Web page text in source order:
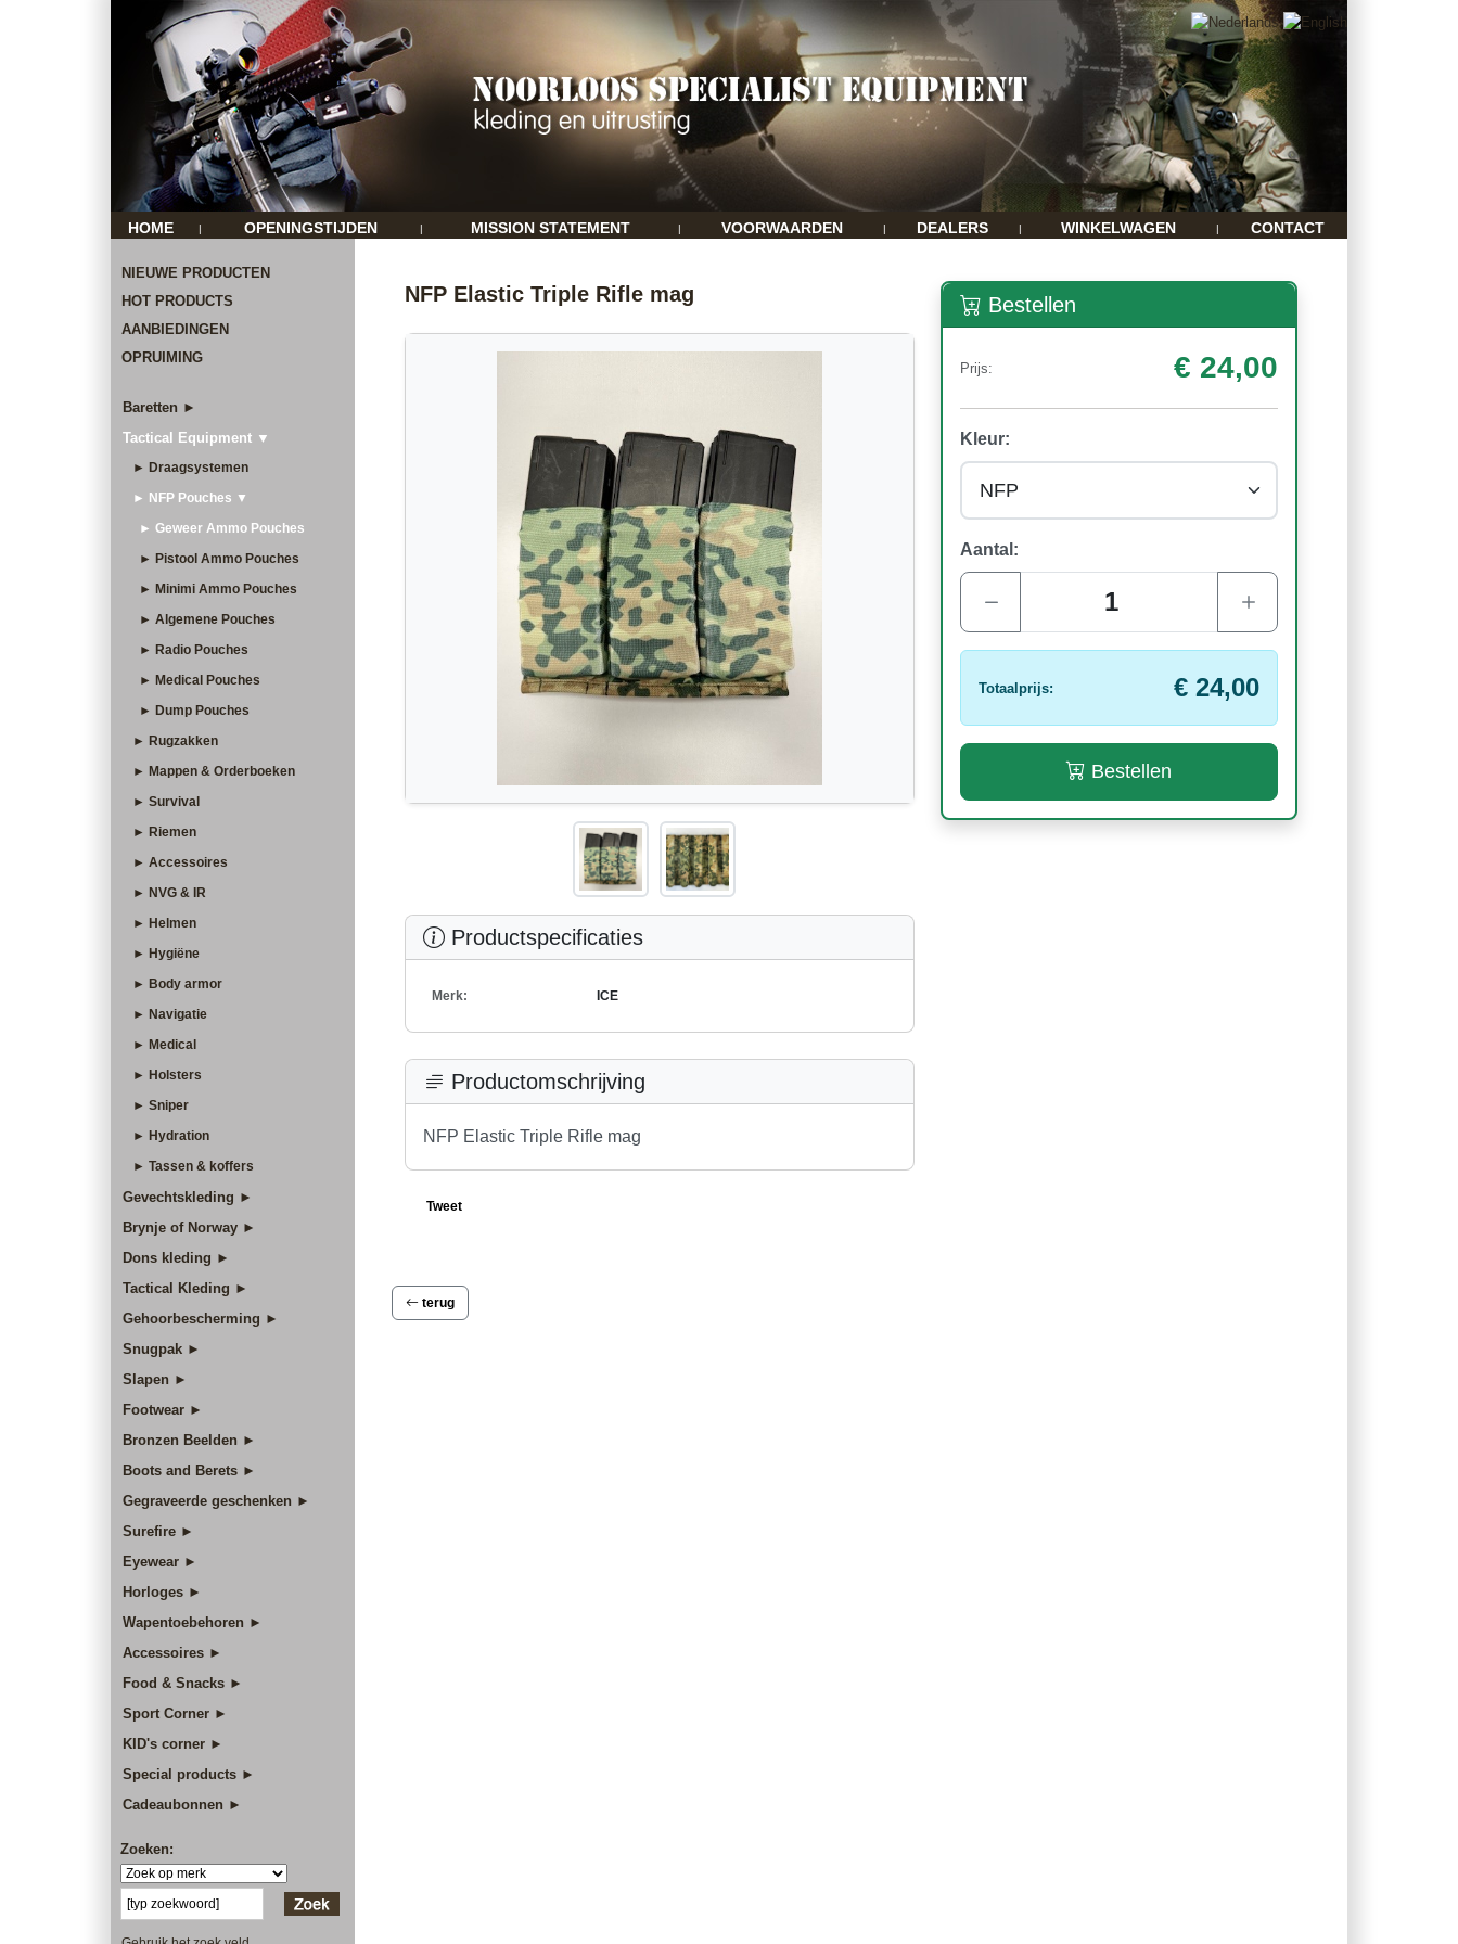
HOME | OPENINGSTIJDEN | MISSION STATEMENT | VOORWAARDEN | DEALERS | WINKELWAGEN | CONTACT
NIEUWE PRODUCTEN
HOT PRODUCTS
AANBIEDINGEN
OPRUIMING
Baretten ►
Tactical Equipment ▼
► Draagsystemen
► NFP Pouches ▼
► Geweer Ammo Pouches
► Pistool Ammo Pouches
► Minimi Ammo Pouches
► Algemene Pouches
► Radio Pouches
► Medical Pouches
► Dump Pouches
► Rugzakken
► Mappen & Orderboeken
► Survival
► Riemen
► Accessoires
► NVG & IR
► Helmen
► Hygiëne
► Body armor
► Navigatie
► Medical
► Holsters
► Sniper
► Hydration
► Tassen & koffers
Gevechtskleding ►
Brynje of Norway ►
Dons kleding ►
Tactical Kleding ►
Gehoorbescherming ►
Snugpak ►
Slapen ►
Footwear ►
Bronzen Beelden ►
Boots and Berets ►
Gegraveerde geschenken ►
Surefire ►
Eyewear ►
Horloges ►
Wapentoebehoren ►
Accessoires ►
Food & Snacks ►
Sport Corner ►
KID's corner ►
Special products ►
Cadeaubonnen ►
Zoeken:
NFP Elastic Triple Rifle mag
Productspecificaties
Merk: ICE
Productomschrijving
NFP Elastic Triple Rifle mag
Tweet
Bestellen
Prijs: € 24,00
Kleur:
Aantal:
Totaalprijs: € 24,00
Bestellen
terug